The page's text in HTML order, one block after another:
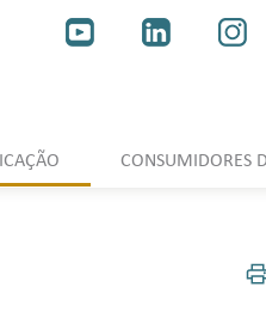
CONSUMIDORES